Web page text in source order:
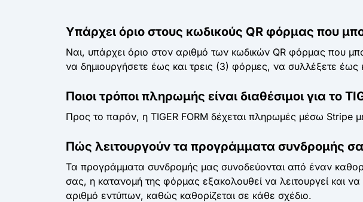
Υπάρχει όριο στους κωδικούς QR φόρμας που
Ναι, υπάρχει όριο στον αριθμό των κωδικών QR φόρμας που
να δημιουργήσετε έως και τρεις (3) φόρμες, να συλλέξετε
Ποιοι τρόποι πληρωμής είναι διαθέσιμοι για το
Προς το παρόν, η TIGER FORM δέχεται πληρωμές μέσω Stripe
Πώς λειτουργούν τα προγράμματα συνδρομής
Τα προγράμματα συνδρομής μας συνοδεύονται από έναν
σας, η κατανομή της φόρμας εξακολουθεί να λειτουργεί και
αριθμό εντύπων, καθώς καθορίζεται σε κάθε σχέδιο.